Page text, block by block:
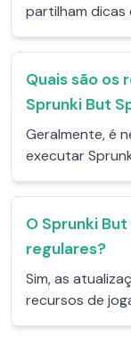
partilham dicas
Quais são os
Sprunki But
Geralmente, é
executar
O Sprunki
regulares?
Sim, as
recursos de